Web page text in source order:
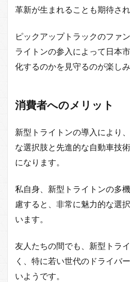
革新が生まれることも期待され
ピックアップトラックのファ
ライトンの参入によって日本
化するのかを見守るのが楽しみ
消費者へのメリット
新型トライトンの導入により
な選択肢と先進的な自動車技
になります。
私自身、新型トライトンの多
慮すると、非常に魅力的な選
います。
友人たちの間でも、新型トラ
く、特に若い世代のドライバ
いようです。